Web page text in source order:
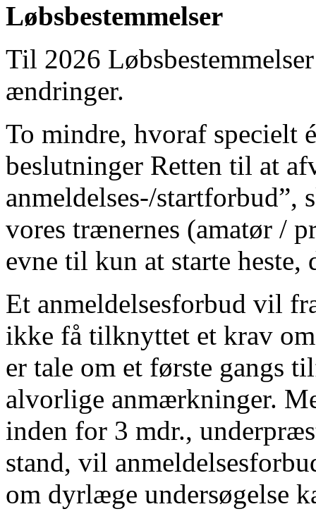
Løbsbestemmelser
Til 2026
ændringer.
To mindre, hvoraf specielt
beslutninger Retten til at
anmeldelses-/startforbud”,
vores trænernes (amatør /
evne til kun at starte heste,
Et anmeldelsesforbud vil
ikke få tilknyttet et krav
er tale om et første gangs
alvorlige anmærkninger.
inden for 3 mdr.,
stand, vil
om dyrlæge undersøgelse